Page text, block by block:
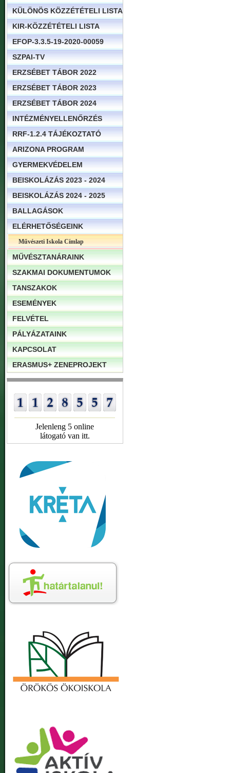
KÜLÖNÖS KÖZZÉTÉTELI LISTA
KIR-KÖZZÉTÉTELI LISTA
EFOP-3.3.5-19-2020-00059
SZPAI-TV
ERZSÉBET TÁBOR 2022
ERZSÉBET TÁBOR 2023
ERZSÉBET TÁBOR 2024
INTÉZMÉNYELLENŐRZÉS
RRF-1.2.4 TÁJÉKOZTATÓ
ARIZONA PROGRAM
GYERMEKVÉDELEM
BEISKOLÁZÁS 2023 - 2024
BEISKOLÁZÁS 2024 - 2025
BALLAGÁSOK
ELÉRHETŐSÉGEINK
Művészeti Iskola Címlap
MŰVÉSZTANÁRAINK
SZAKMAI DOKUMENTUMOK
TANSZAKOK
ESEMÉNYEK
FELVÉTEL
PÁLYÁZATAINK
KAPCSOLAT
ERASMUS+ ZENEPROJEKT
Jelenleng 5 online
látogató van itt.